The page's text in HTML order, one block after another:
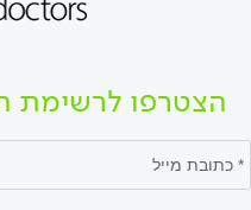
הצטרפו לרשימת